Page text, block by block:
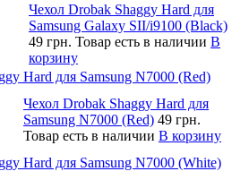
Чехол Drobak Shaggy Hard для
Samsung Galaxy SII/i9100 (Black)
49 грн. Товар есть в наличии В
корзину
Hard для Samsung N7000 (Red)
Чехол Drobak Shaggy Hard для
Samsung N7000 (Red) 49 грн.
Товар есть в наличии В корзину
Hard для Samsung N7000 (White)